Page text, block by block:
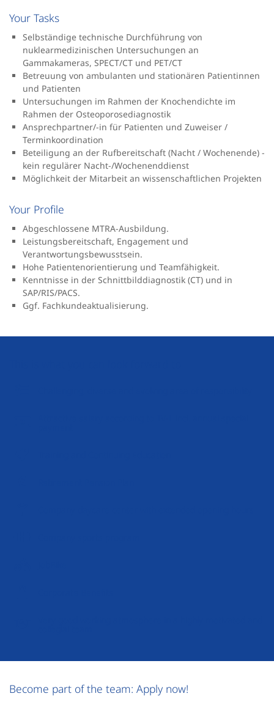
Your Tasks
Selbständige technische Durchführung von
nuklearmedizinischen Untersuchungen an
Gammakameras, SPECT/CT und PET/CT
Betreuung von ambulanten und stationären Patientinnen
und Patienten
Untersuchungen im Rahmen der Knochendichte im
Rahmen der Osteoporosediagnostik
Ansprechpartner/-in für Patienten und Zuweiser /
Terminkoordination
Beteiligung an der Rufbereitschaft (Nacht / Wochenende) -
kein regulärer Nacht-/Wochenenddienst
Möglichkeit der Mitarbeit an wissenschaftlichen Projekten
Your Profile
Abgeschlossene MTRA-Ausbildung.
Leistungsbereitschaft, Engagement und
Verantwortungsbewusstsein.
Hohe Patientenorientierung und Teamfähigkeit.
Kenntnisse in der Schnittbilddiagnostik (CT) und in
SAP/RIS/PACS.
Ggf. Fachkundeaktualisierung.
Become part of the team: Apply now!